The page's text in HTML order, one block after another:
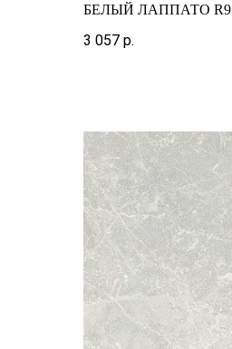
БЕЛЫЙ ЛАППАТО R9
3 057 р.